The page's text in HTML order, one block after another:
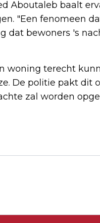
Aboutaleb baalt
"Een fenomeen
dat bewoners 's
woning terecht
De politie pakt dit
zal worden
LEIDER
BMW